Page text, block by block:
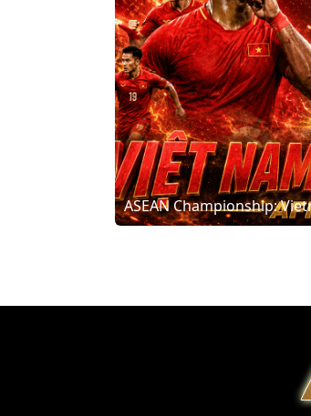
ASEAN Championship: